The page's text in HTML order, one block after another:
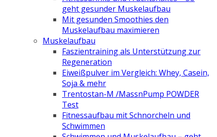
geht gesunder Muskelaufbau
Mit gesunden Smoothies den
Muskelaufbau maximieren
Muskelaufbau
Faszientraining als Unterstützung zur
Regeneration
Eiweißpulver im Vergleich: Whey, Casein,
Soja & mehr
Trentostan-M /MassnPump POWDER
Test
Fitnessaufbau mit Schnorcheln und
Schwimmen